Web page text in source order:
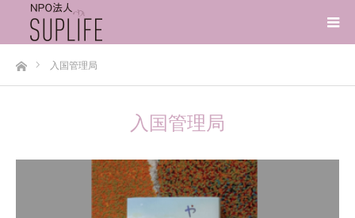
ホーム入国管理局
入国管理局